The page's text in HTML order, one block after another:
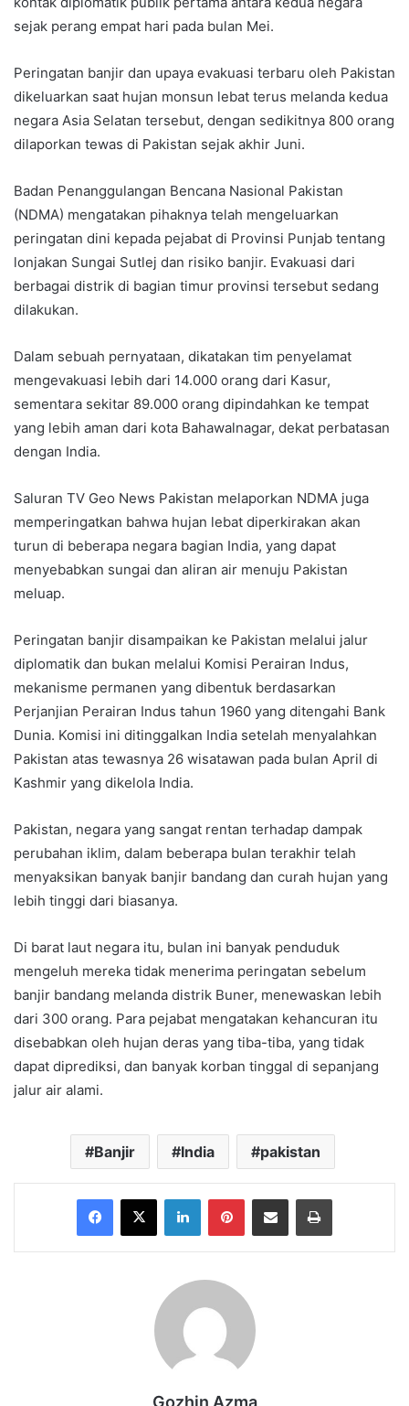
sejak perang empat hari pada bulan Mei.
Peringatan banjir dan upaya evakuasi terbaru oleh Pakistan
dikeluarkan saat hujan monsun lebat terus melanda kedua
negara Asia Selatan tersebut, dengan sedikitnya 800 orang
dilaporkan tewas di Pakistan sejak akhir Juni.
Badan Penanggulangan Bencana Nasional Pakistan
(NDMA) mengatakan pihaknya telah mengeluarkan
peringatan dini kepada pejabat di Provinsi Punjab tentang
lonjakan Sungai Sutlej dan risiko banjir. Evakuasi dari
berbagai distrik di bagian timur provinsi tersebut sedang
dilakukan.
Dalam sebuah pernyataan, dikatakan tim penyelamat
mengevakuasi lebih dari 14.000 orang dari Kasur,
sementara sekitar 89.000 orang dipindahkan ke tempat
yang lebih aman dari kota Bahawalnagar, dekat perbatasan
dengan India.
Saluran TV Geo News Pakistan melaporkan NDMA juga
memperingatkan bahwa hujan lebat diperkirakan akan
turun di beberapa negara bagian India, yang dapat
menyebabkan sungai dan aliran air menuju Pakistan
meluap.
Peringatan banjir disampaikan ke Pakistan melalui jalur
diplomatik dan bukan melalui Komisi Perairan Indus,
mekanisme permanen yang dibentuk berdasarkan
Perjanjian Perairan Indus tahun 1960 yang ditengahi Bank
Dunia. Komisi ini ditinggalkan India setelah menyalahkan
Pakistan atas tewasnya 26 wisatawan pada bulan April di
Kashmir yang dikelola India.
Pakistan, negara yang sangat rentan terhadap dampak
perubahan iklim, dalam beberapa bulan terakhir telah
menyaksikan banyak banjir bandang dan curah hujan yang
lebih tinggi dari biasanya.
Di barat laut negara itu, bulan ini banyak penduduk
mengeluh mereka tidak menerima peringatan sebelum
banjir bandang melanda distrik Buner, menewaskan lebih
dari 300 orang. Para pejabat mengatakan kehancuran itu
disebabkan oleh hujan deras yang tiba-tiba, yang tidak
dapat diprediksi, dan banyak korban tinggal di sepanjang
jalur air alami.
Banjir India pakistan
Facebook
X LinkedInPinterestShare via Email Print
Gozhin Azma